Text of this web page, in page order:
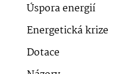
Úspora energií
Energetická krize
Dotace